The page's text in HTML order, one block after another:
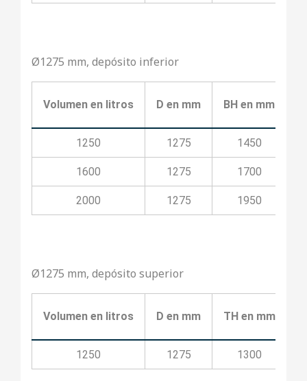
Ø1275 mm, depósito inferior
Volumen en litros D en mm BH en mm
1250 1275 1450
1600 1275 1700
2000 1275 1950
Ø1275 mm, depósito superior
Volumen en litros D en mm TH en mm
1250 1275 1300